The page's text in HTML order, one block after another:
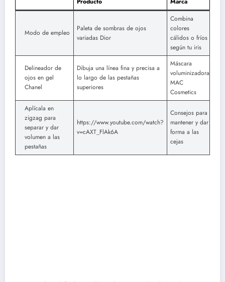
Modo de empleo
Paleta de sombras de ojos
variadas Dior
Combina
colores
cálidos o fríos
según tu iris
Delineador de
ojos en gel
Chanel
Dibuja una línea fina y precisa a
lo largo de las pestañas
superiores
Máscara
voluminizadora
MAC
Cosmetics
Aplícala en
zigzag para
separar y dar
volumen a las
pestañas
https://www.youtube.com/watch?
v=cAXT_FlAk6A
Consejos para
mantener y dar
forma a las
cejas